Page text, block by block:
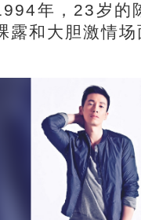
年，23岁的
露和大胆激情